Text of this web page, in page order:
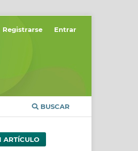
BUSCAR
Registrarse Entrar
ARTÍCULO